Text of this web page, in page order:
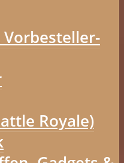
Royale)